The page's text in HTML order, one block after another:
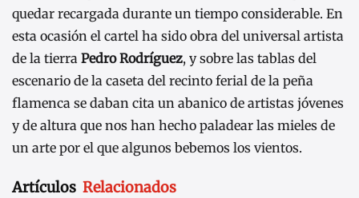
quedar recargada durante un tiempo considerable. En
esta ocasión el cartel ha sido obra del universal artista
de la tierra Pedro Rodríguez, y sobre las tablas del
escenario de la caseta del recinto ferial de la peña
flamenca se daban cita un abanico de artistas jóvenes
y de altura que nos han hecho paladear las mieles de
un arte por el que algunos bebemos los vientos.
Artículos Relacionados